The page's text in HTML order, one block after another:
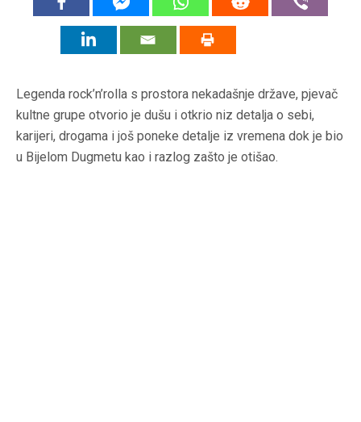
Legenda rock’n’rolla s prostora nekadašnje države, pjevač
kultne grupe otvorio je dušu i otkrio niz detalja o sebi,
karijeri, drogama i još poneke detalje iz vremena dok je bio
u Bijelom Dugmetu kao i razlog zašto je otišao.